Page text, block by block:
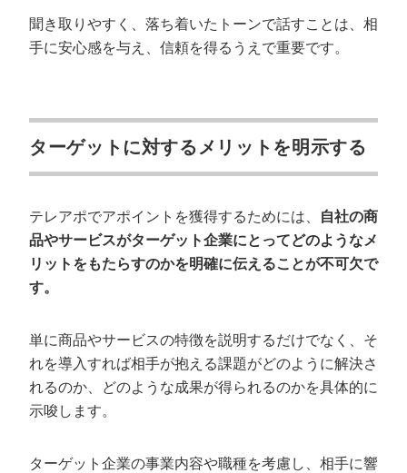
聞き取りやすく、落ち着いたトーンで話すことは、相
手に安心感を与え、信頼を得るうえで重要です。
ターゲットに対するメリットを明示する
テレアポでアポイントを獲得するためには、
自社の商
品やサービスがターゲット企業にとってどのようなメ
リットをもたらすのかを明確に伝えることが不可欠で
す。
単に商品やサービスの特徴を説明するだけでなく、そ
れを導入すれば相手が抱える課題がどのように解決さ
れるのか、どのような成果が得られるのかを具体的に
示唆します。
ターゲット企業の事業内容や職種を考慮し、相手に響